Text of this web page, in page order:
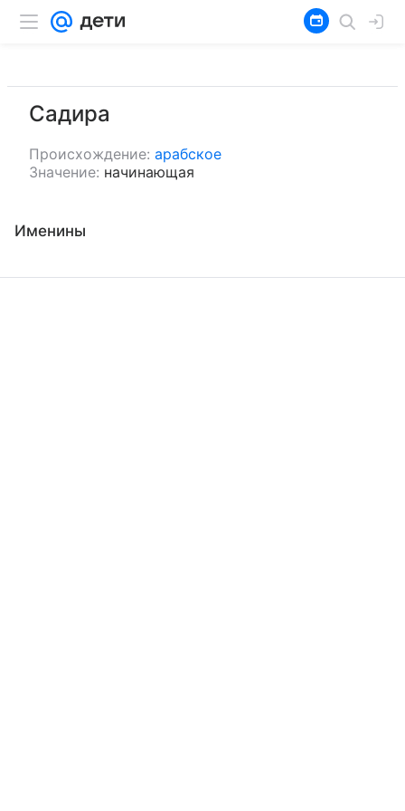
Садира
Происхождение: арабское
Значение: начинающая
Именины